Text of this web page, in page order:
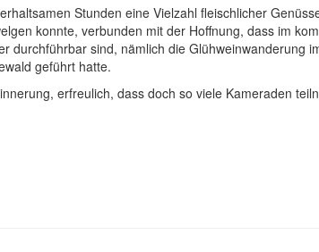
Stunden eine Vielzahl fleischlicher
konnte, verbunden mit der Hoffnung, dass im
durchführbar sind, nämlich die Glühweinwanderung
geführt hatte.
erfreulich, dass doch so viele Kameraden